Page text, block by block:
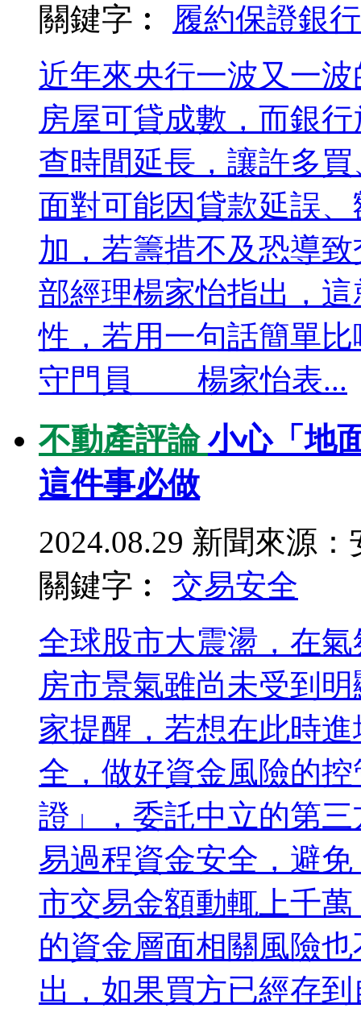
關鍵字︰ 履約保證銀
近年來央行一波又一
房屋可貸成數，而銀
查時間延長，讓許多
面對可能因貸款延誤
加，若籌措不及恐導
部經理楊家怡指出，
性，若用一句話簡單
守門員 楊家怡表...
不動產評論小心「地
這件事必做
2024.08.29 新聞來源：
關鍵字︰ 交易安全
全球股市大震盪，在
房市景氣雖尚未受到
家提醒，若想在此時
全，做好資金風險的
證」，委託中立的第
易過程資金安全，避
市交易金額動輒上千
的資金層面相關風險
出，如果買方已經存